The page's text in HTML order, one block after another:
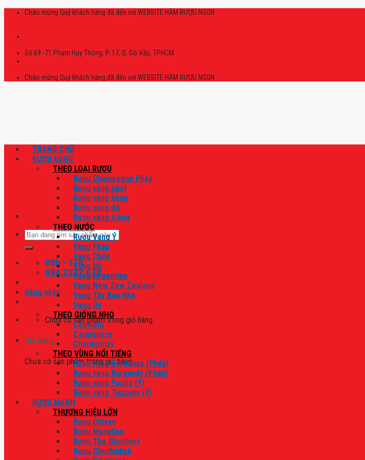
Skip
Chào mừng Quý khách hàng đã đến với WEBSITE HẦM RƯỢU NGON
Số 69 -71 Phạm Huy Thông, P. 17, Q. Gò Vấp, TPHCM
Chào mừng Quý khách hàng đã đến với WEBSITE HẦM RƯỢU NGON
Tìm
kiếm:
08h - 17h
084.2222.678
Đăng nhập
Chưa có sản phẩm trong giỏ hàng.
Giỏ hàng
Chưa có sản phẩm trong giỏ hàng.
TRANG CHỦ
RƯỢU VANG
THEO LOẠI RƯỢU
Rượu Champagne Pháp
Rượu vang ngọt
Rượu vang hồng
Rượu vang đỏ
Rượu vang trắng
THEO NƯỚC
Rượu Vang Ý
Vang Pháp
Vang Chile
Vang Mỹ
Vang Argentina
Vang New Zew Zealand
Vang Tây Ban Nha
Vang Úc
THEO GIỐNG NHO
Canaiolo
Carmenere
Chardonnay
THEO VÙNG NỔI TIẾNG
Rượu vang Bordeaux (Pháp)
Rượu vang Burgundy (Pháp)
Rượu vang Puglia (Ý)
Rượu vang Tuscany (Ý)
RƯỢU MẠNH
THƯƠNG HIỆU LỚN
Rượu Chivas
Rượu Macallan
Rượu The Glenlivet
Rượu Glenfiddich